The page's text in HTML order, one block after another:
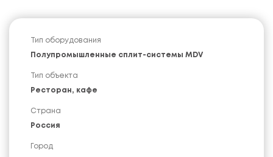
Тип оборудования
Полупромышленные сплит-системы MDV
Тип объекта
Ресторан, кафе
Страна
Россия
Город